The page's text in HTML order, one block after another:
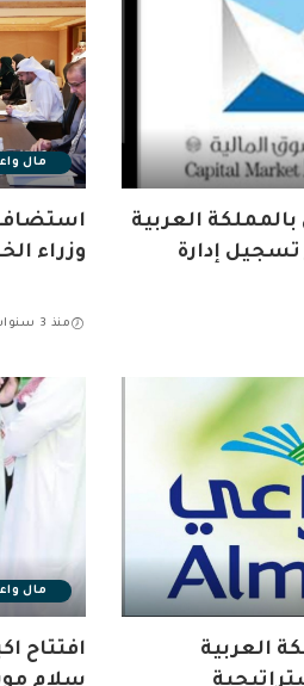
العربية
إدارة
مال
وزراء
منذ 3 سنوات
العربية
مال
افتتاح
سلام